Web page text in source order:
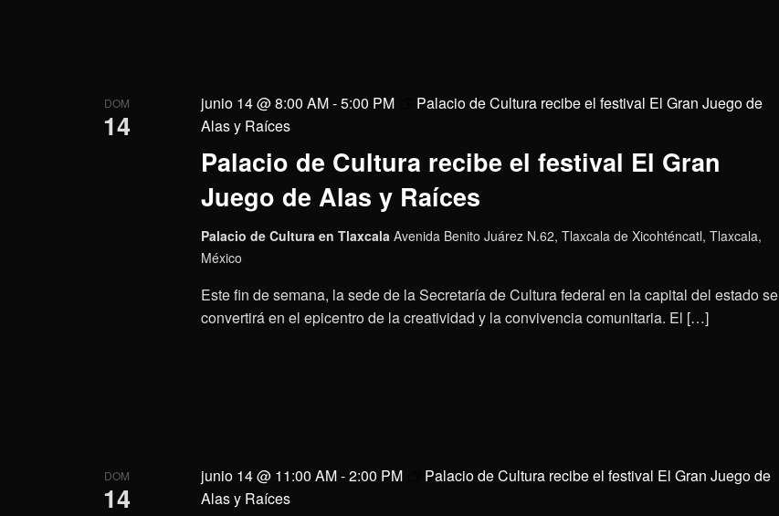
DOM
14
Palacio de Cultura recibe el festival El Gran
Juego de Alas y Raíces
junio 14 @ 8:00 AM-5:00 PM
Palacio de Cultura recibe el festival El Gran Juego de
Alas y Raíces
Palacio de Cultura en Tlaxcala Avenida Benito Juárez N.62, Tlaxcala de Xicohténcatl, Tlaxcala,
México
Este fin de semana, la sede de la Secretaría de Cultura federal en la capital del estado se
convertirá en el epicentro de la creatividad y la convivencia comunitaria. El […]
DOM
14
junio 14 @ 11:00 AM-2:00 PM
Palacio de Cultura recibe el festival El Gran Juego de
Alas y Raíces